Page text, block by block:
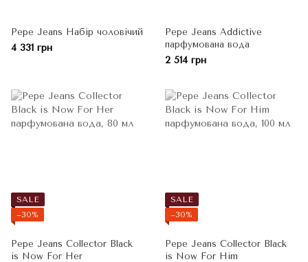
Pepe Jeans Набір чоловічий
4 331 грн
Pepe Jeans Addictive
парфумована вода
2 514 грн
SALE
−30%
Pepe Jeans Collector Black
is Now For Her
SALE
−30%
Pepe Jeans Collector Black
is Now For Him